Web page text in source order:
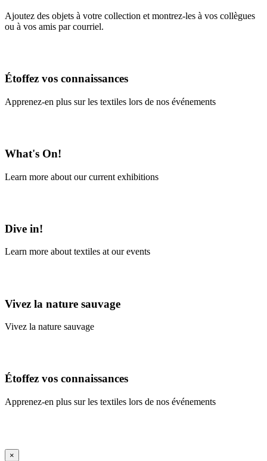
Ajoutez des objets à votre collection et montrez-les à vos collègues
ou à vos amis par courriel.
Étoffez vos connaissances
Apprenez-en plus sur les textiles lors de nos événements
What's On!
Learn more about our current exhibitions
Dive in!
Learn more about textiles at our events
Vivez la nature sauvage
Vivez la nature sauvage
Étoffez vos connaissances
Apprenez-en plus sur les textiles lors de nos événements
iFrame Title
×